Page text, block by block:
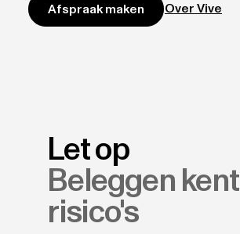
Afspraak maken Over Vive
Let op
Beleggen kent
risico's